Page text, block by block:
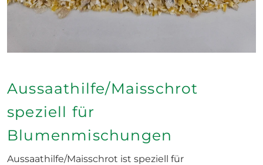
Aussaathilfe/Maisschrot
speziell für
Blumenmischungen
Aussaathilfe/Maisschrot ist speziell für